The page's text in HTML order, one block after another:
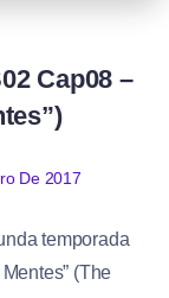
Cap08 –
De 2017
temporada
(The